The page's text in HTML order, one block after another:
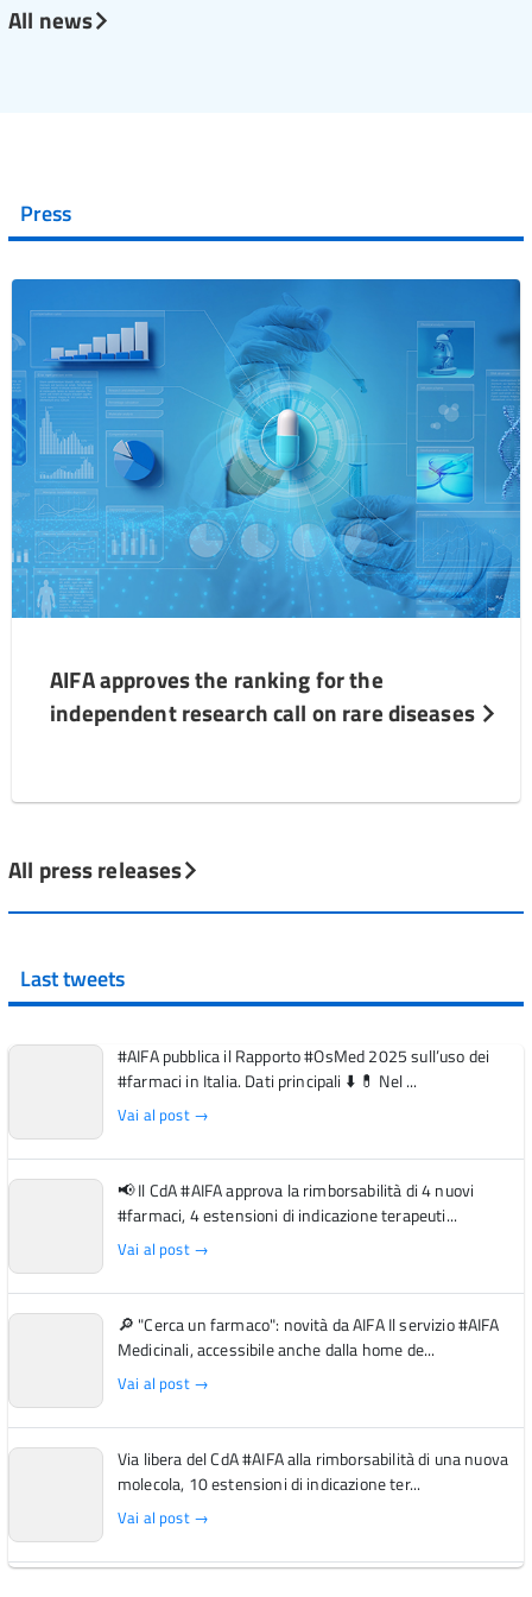
All news
Press
AIFA approves the ranking for the
independent research call on rare diseases
All press releases
Last tweets
#AIFA pubblica il Rapporto #OsMed 2025 sull’uso dei
#farmaci in Italia. Dati principali ⬇️ 💊 Nel ...
Vai al post →
📢 Il CdA #AIFA approva la rimborsabilità di 4 nuovi
#farmaci, 4 estensioni di indicazione terapeuti...
Vai al post →
🔎 "Cerca un farmaco": novità da AIFA Il servizio #AIFA
Medicinali, accessibile anche dalla home de...
Vai al post →
Via libera del CdA #AIFA alla rimborsabilità di una nuova
molecola, 10 estensioni di indicazione ter...
Vai al post →